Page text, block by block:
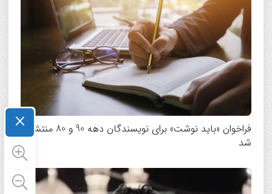
فراخوان «باید نوشت» برای نویسندگان دهه 90 و 80 منتشر
شد
×